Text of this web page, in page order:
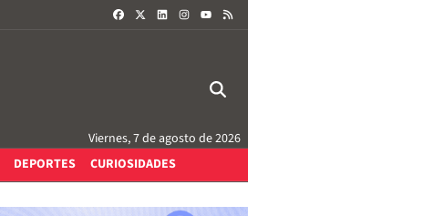
FACEBOOKLINKEDININSTAGRAM
Viernes, 7 de agosto de 2026
DEPORTES CURIOSIDADES